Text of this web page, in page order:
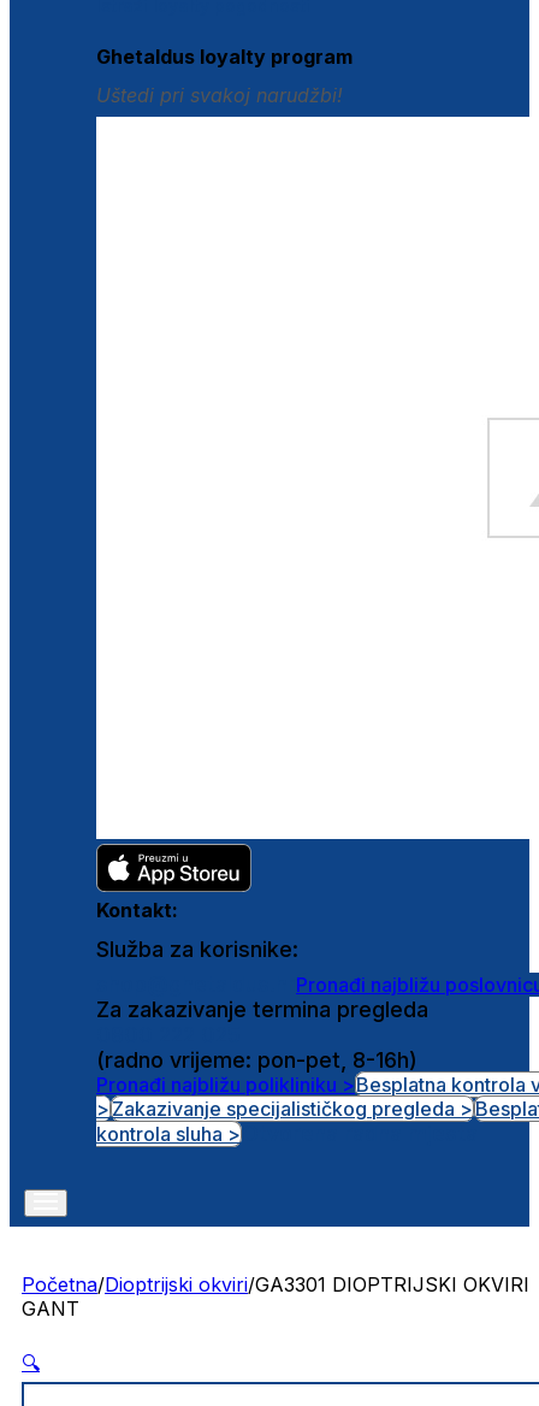
Ghetaldus loyalty program
Uštedi pri svakoj narudžbi!
Kontakt:
Služba za korisnike:
Pronađi najbližu
Za zakazivanje termina pregleda
(radno vrijeme: pon-pet, 8-16h)
Pronađi najbližu polikliniku >Besplatna kontrola
>Zakazivanje specijalističkog pregleda >
kontrola sluha >
Početna/Dioptrijski okviri/GA3301 DIOPTRIJSKI OKVIRI
GANT
🔍